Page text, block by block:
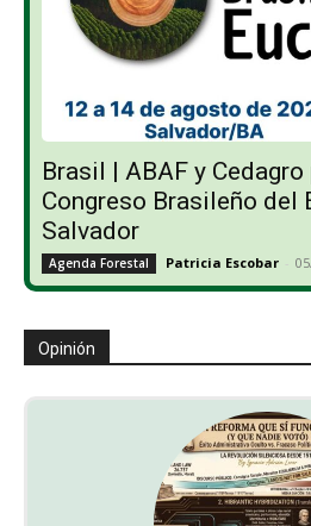
Brasil | ABAF y Cedagro
Congreso Brasileño del
Salvador
Agenda Forestal Patricia Escobar -
Opinión